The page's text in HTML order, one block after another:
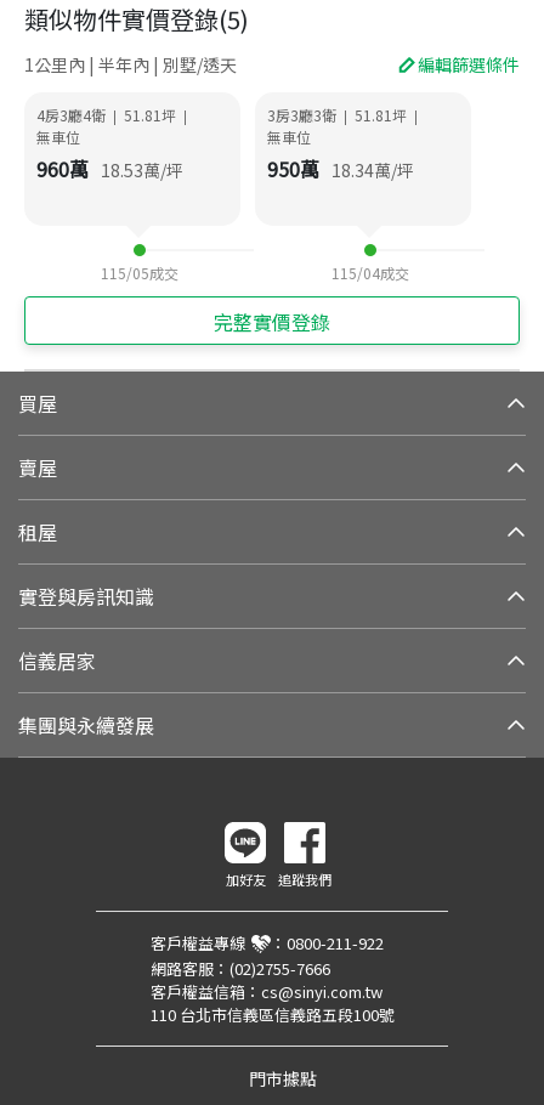
類似物件實價登錄(5)
1公里內 | 半年內 | 別墅/透天 編輯篩選條件
4房3廳4衛 | 51.81坪 |
無車位
960萬 18.53萬/坪
115/05成交
3房3廳3衛 | 51.81坪 |
無車位
950萬 18.34萬/坪
115/04成交
完整實價登錄
買屋
賣屋
租屋
實登與房訊知識
信義居家
集團與永續發展
加好友 追蹤我們
客戶權益專線 ： 0800-211-922
網路客服： (02)2755-7666
客戶權益信箱： cs@sinyi.com.tw
110 台北市信義區信義路五段100號
門市據點